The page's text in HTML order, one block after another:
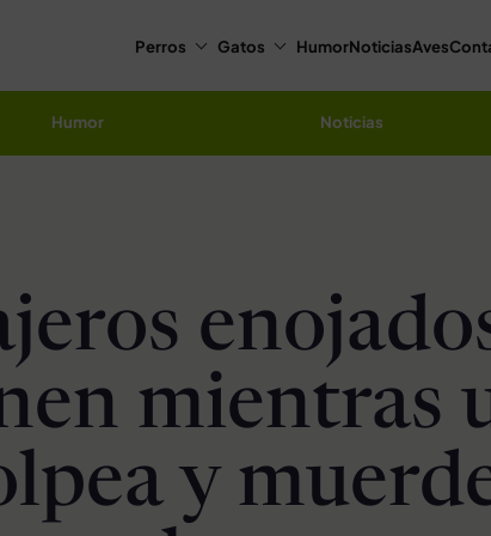
Perros Gatos HumorNoticiasAves
Humor Noticias
mientras
y